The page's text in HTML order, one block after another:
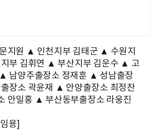
지원 ▲ 인천지부 김태군 ▲ 수원지
부 김휘연 ▲ 부산지부 김운수 ▲ 고
남양주출장소 정재훈 ▲ 성남출장
장소 곽윤재 ▲ 안양출장소 최정찬
안일홍 ▲ 부산동부출장소 라웅진
용]